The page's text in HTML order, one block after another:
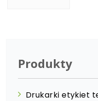
Produkty
Drukarki etykiet